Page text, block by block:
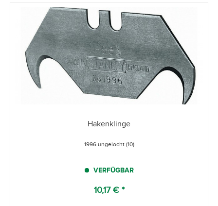
Hakenklinge
1996 ungelocht (10)
VERFÜGBAR
10,17 € *